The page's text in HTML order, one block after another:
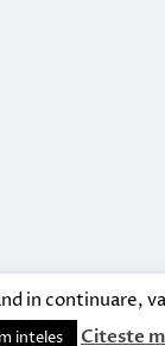
in continuare,
inteles Citeste